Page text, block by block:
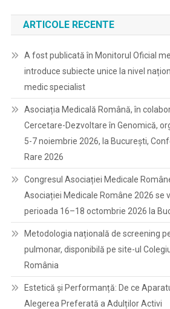
ARTICOLE RECENTE
A fost publicată în Monitorul Oficial
introduce subiecte unice la nivel
medic specialist
Asociația Medicală Română, în
Cercetare-Dezvoltare în Genomică,
5-7 noiembrie 2026, la București,
Rare 2026
Congresul Asociației Medicale
Asociației Medicale Române 2026 se
perioada 16–18 octombrie 2026 la
Metodologia națională de screening
pulmonar, disponibilă pe site-ul
România
Estetică și Performanță: De ce
Alegerea Preferată a Adulților Activi